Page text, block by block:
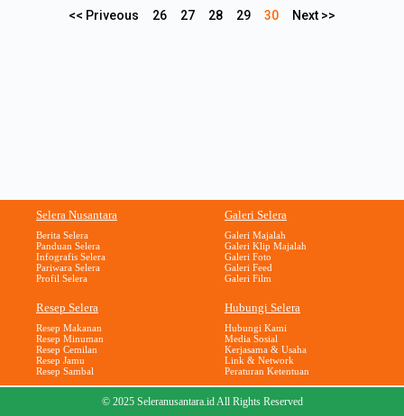
<< Priveous 26 27 28 29 30 Next >>
Selera Nusantara
Berita Selera
Panduan Selera
Infografis Selera
Pariwara Selera
Profil Selera
Galeri Selera
Galeri Majalah
Galeri Klip Majalah
Galeri Foto
Galeri Feed
Galeri Film
Resep Selera
Resep Makanan
Resep Minuman
Resep Cemilan
Resep Jamu
Resep Sambal
Hubungi Selera
Hubungi Kami
Media Sosial
Kerjasama & Usaha
Link & Network
Peraturan Ketentuan
© 2025 Seleranusantara.id All Rights Reserved